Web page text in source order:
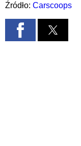
Źródło: Carscoops